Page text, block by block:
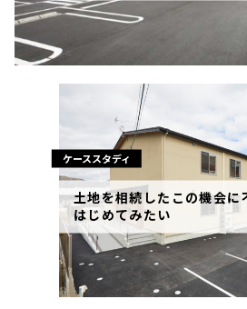
ケーススタディ
土地を相続したこの機会に
はじめてみたい